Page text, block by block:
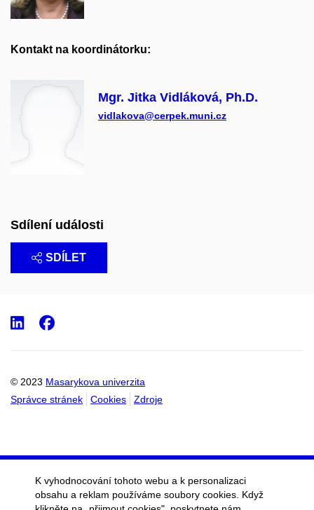
Kontakt na koordinátorku:
Mgr. Jitka Vidláková, Ph.D.
vidlakova@cerpek.muni.cz
Sdílení události
SDÍLET
© 2023 Masarykova univerzita
Správce stránek
Cookies Zdroje
LinkedIn
Facebook
K vyhodnocování tohoto webu a k personalizaci
obsahu a reklam používáme soubory cookies. Když